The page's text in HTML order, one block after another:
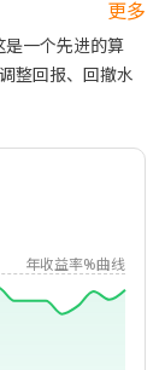
更多
一个先进的算
整回报、回撤水
年收益率%曲线